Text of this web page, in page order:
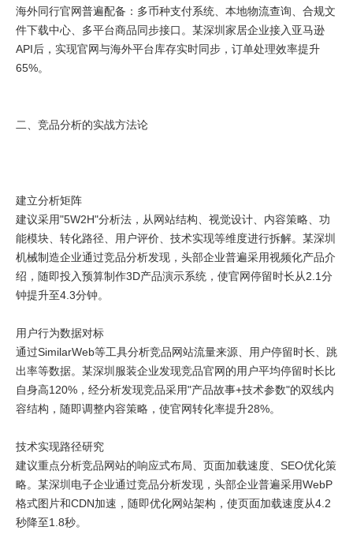
海外同行官网普遍配备：多币种支付系统、本地物流查询、合规文
件下载中心、多平台商品同步接口。某深圳家居企业接入亚马逊
API后，实现官网与海外平台库存实时同步，订单处理效率提升
65%。
二、竞品分析的实战方法论
建立分析矩阵
建议采用"5W2H"分析法，从网站结构、视觉设计、内容策略、功
能模块、转化路径、用户评价、技术实现等维度进行拆解。某深圳
机械制造企业通过竞品分析发现，头部企业普遍采用视频化产品介
绍，随即投入预算制作3D产品演示系统，使官网停留时长从2.1分
钟提升至4.3分钟。
用户行为数据对标
通过SimilarWeb等工具分析竞品网站流量来源、用户停留时长、跳
出率等数据。某深圳服装企业发现竞品官网的用户平均停留时长比
自身高120%，经分析发现竞品采用"产品故事+技术参数"的双线内
容结构，随即调整内容策略，使官网转化率提升28%。
技术实现路径研究
建议重点分析竞品网站的响应式布局、页面加载速度、SEO优化策
略。某深圳电子企业通过竞品分析发现，头部企业普遍采用WebP
格式图片和CDN加速，随即优化网站架构，使页面加载速度从4.2
秒降至1.8秒。